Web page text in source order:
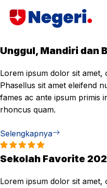
Unggul, Mandiri dan
Lorem ipsum dolor sit amet,
Phasellus sit amet eleifend
fames ac ante ipsum primis
rhoncus quam.
Selengkapnya
Sekolah Favorite
Lorem ipsum dolor sit amet,